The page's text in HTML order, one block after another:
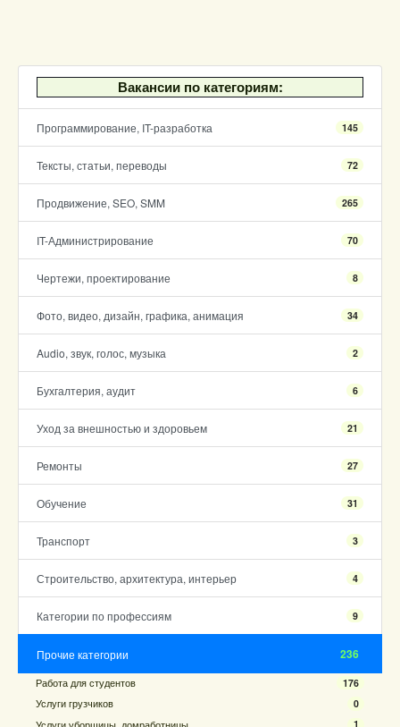
Вакансии по категориям:
Программирование, IT-разработка 145
Тексты, статьи, переводы 72
Продвижение, SEO, SMM 265
IT-Администрирование 70
Чертежи, проектирование 8
Фото, видео, дизайн, графика, анимация 34
Audio, звук, голос, музыка 2
Бухгалтерия, аудит 6
Уход за внешностью и здоровьем 21
Ремонты 27
Обучение 31
Транспорт 3
Строительство, архитектура, интерьер 4
Категории по профессиям 9
Прочие категории 236
Работа для студентов 176
Услуги грузчиков 0
Услуги уборщицы, домработницы 1